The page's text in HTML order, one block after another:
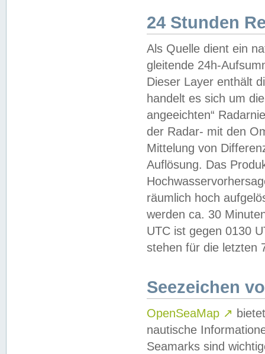
24 Stunden
Als Quelle dient ein
gleitende 24h-
Dieser Layer enthält
handelt es sich um
angeeichten“
der Radar- mit den
Mittelung von
Auflösung. Das
räumlich hoch
werden ca. 30
UTC ist gegen 0130
stehen für die letzten
Seezeichen
OpenSeaMap ↗
nautische
Seamarks sind